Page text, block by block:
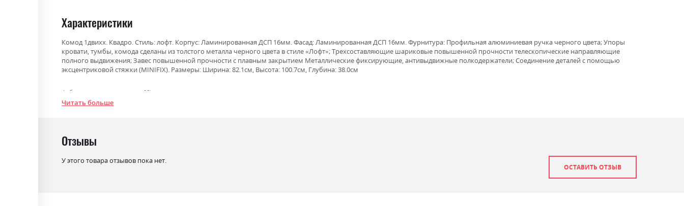
Характеристики
Комод 1двихх. Квадро. Стиль: лофт. Корпус: Ламинированная ДСП 16мм. Фасад: Ламинированная ДСП 16мм. Фурнитура: Профильная алюминиевая ручка черного цвета; Упоры
кровати, тумбы, комода сделаны из толстого металла черного цвета в стиле «Лофт»; Трехсоставляющие шариковые повышенной прочности телескопические направляющие
полного выдвижения; Завес повышенной прочности с плавным закрытием Металлические фиксирующие, антивыдвижные полкодержатели; Соединение деталей с помощью
эксцентриковой стяжки (MINIFIX). Размеры: Ширина: 82.1см, Высота: 100.7см, Глубина: 38.0см
Фабрика: Міромарк
Цвет материала
Стиль мінімалізм, модерн
Читать больше
Отзывы
У этого товара отзывов пока нет.
ОСТАВИТЬ ОТЗЫВ